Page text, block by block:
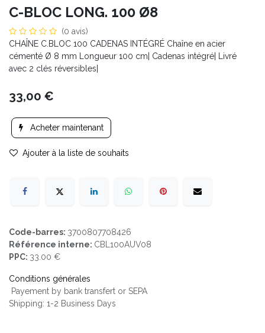
C-BLOC LONG. 100 Ø8
(0 avis)
CHAÎNE C.BLOC 100 CADENAS INTÉGRÉ Chaîne en acier
cémenté Ø 8 mm Longueur 100 cm| Cadenas intégré| Livré
avec 2 clés réversibles|
33,00 €
Acheter maintenant
Ajouter à la liste de souhaits
Code-barres: 3700807708426
Référence interne: CBL100AUV08
PPC: 33.00 €
Conditions générales
Payement by bank transfert or SEPA
Shipping: 1-2 Business Days